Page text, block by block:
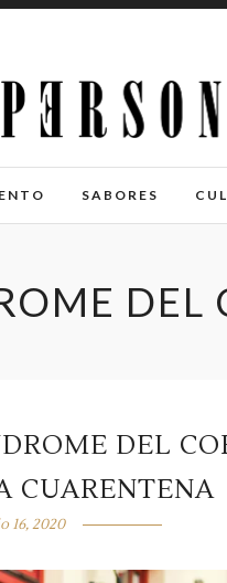
SABORES
DEL
DEL
CUARENTENA
16, 2020